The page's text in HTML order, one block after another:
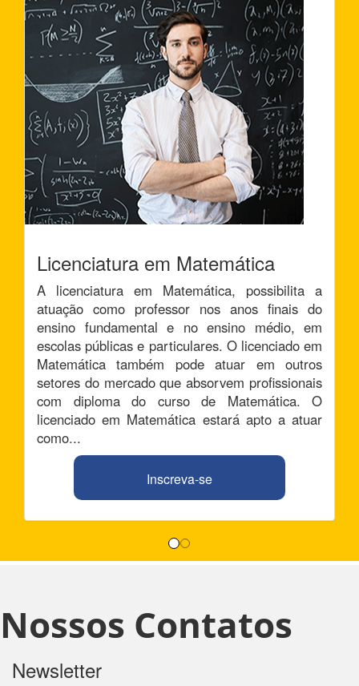
Licenciatura em Matemática
A licenciatura em Matemática, possibilita a
atuação como professor nos anos finais do
ensino fundamental e no ensino médio, em
escolas públicas e particulares. O licenciado em
Matemática também pode atuar em outros
setores do mercado que absorvem profissionais
com diploma do curso de Matemática. O
licenciado em Matemática estará apto a atuar
como...
Inscreva-se
Nossos Contatos
Newsletter